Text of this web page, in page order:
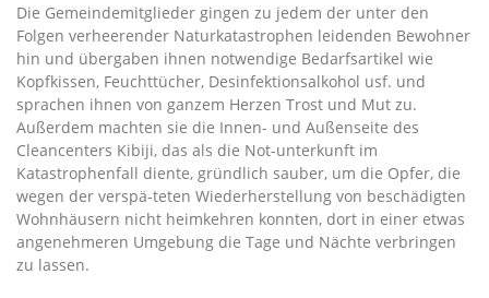
Die Gemeindemitglieder gingen zu jedem der unter den
Folgen verheerender Naturkatastrophen leidenden Bewohner
hin und übergaben ihnen notwendige Bedarfsartikel wie
Kopfkissen, Feuchttücher, Desinfektionsalkohol usf. und
sprachen ihnen von ganzem Herzen Trost und Mut zu.
Außerdem machten sie die Innen- und Außenseite des
Cleancenters Kibiji, das als die Not-unterkunft im
Katastrophenfall diente, gründlich sauber, um die Opfer, die
wegen der verspä-teten Wiederherstellung von beschädigten
Wohnhäusern nicht heimkehren konnten, dort in einer etwas
angenehmeren Umgebung die Tage und Nächte verbringen
zu lassen.